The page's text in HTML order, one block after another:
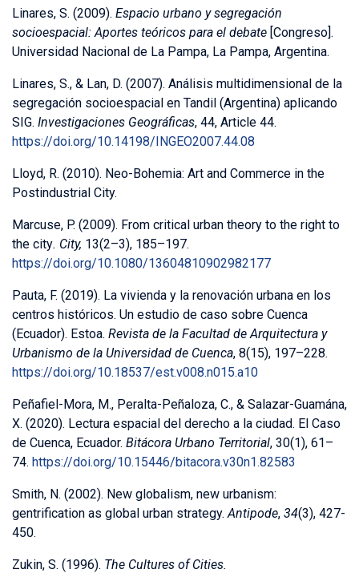
Linares, S. (2009). Espacio urbano y segregación
socioespacial: Aportes teóricos para el debate [Congreso].
Universidad Nacional de La Pampa, La Pampa, Argentina.
Linares, S., & Lan, D. (2007). Análisis multidimensional de la
segregación socioespacial en Tandil (Argentina) aplicando
SIG. Investigaciones Geográficas, 44, Article 44.
https://doi.org/10.14198/INGEO2007.44.08
Lloyd, R. (2010). Neo-Bohemia: Art and Commerce in the
Postindustrial City.
Marcuse, P. (2009). From critical urban theory to the right to
the city. City, 13(2–3), 185–197.
https://doi.org/10.1080/13604810902982177
Pauta, F. (2019). La vivienda y la renovación urbana en los
centros históricos. Un estudio de caso sobre Cuenca
(Ecuador). Estoa. Revista de la Facultad de Arquitectura y
Urbanismo de la Universidad de Cuenca, 8(15), 197–228.
https://doi.org/10.18537/est.v008.n015.a10
Peñafiel-Mora, M., Peralta-Peñaloza, C., & Salazar-Guamána,
X. (2020). Lectura espacial del derecho a la ciudad. El Caso
de Cuenca, Ecuador. Bitácora Urbano Territorial, 30(1), 61–
74. https://doi.org/10.15446/bitacora.v30n1.82583
Smith, N. (2002). New globalism, new urbanism:
gentrification as global urban strategy.Antipode, 34(3), 427-
450.
Zukin, S. (1996). The Cultures of Cities.